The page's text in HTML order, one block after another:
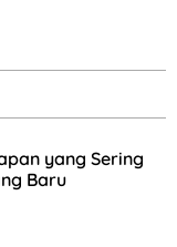
yang Sering
Baru